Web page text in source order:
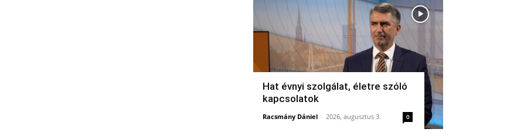
Hat évnyi szolgálat, életre szóló
kapcsolatok
Racsmány Dániel - 2026, augusztus 3. 0